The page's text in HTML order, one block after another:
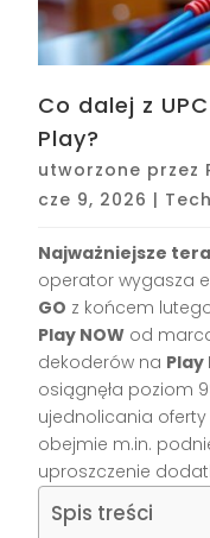
Co dalej z
Play?
utworzone przez
cze 9, 2026 |
Najważniejsze
operator wygasza
GO z końcem
Play NOW od
dekoderów na Play
osiągnęła poziom
ujednolicania
obejmie m.in.
uproszczenie
Spis treści